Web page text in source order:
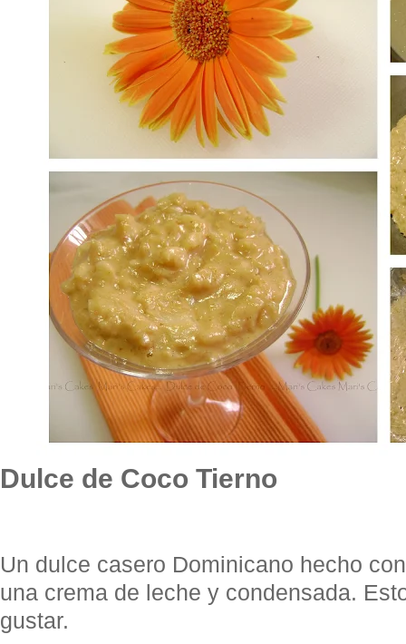
Dulce de Coco Tierno
Un dulce casero Dominicano hecho
una crema de leche y condensada.
gustar.